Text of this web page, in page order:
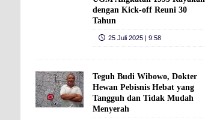
dengan Kick-off Reuni 30
Tahun
25 Juli 2025 | 9:58
Teguh Budi Wibowo, Dokter
Hewan Pebisnis Hebat yang
Tangguh dan Tidak Mudah
Menyerah